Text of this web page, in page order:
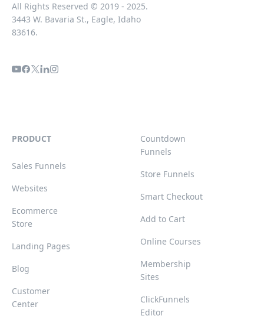
All Rights Reserved © 2019 - 2025.
3443 W. Bavaria St., Eagle, Idaho
83616.
PRODUCT
Sales Funnels
Websites
Ecommerce
Store
Landing Pages
Blog
Customer
Center
Countdown
Funnels
Store Funnels
Smart Checkout
Add to Cart
Online Courses
Membership
Sites
ClickFunnels
Editor